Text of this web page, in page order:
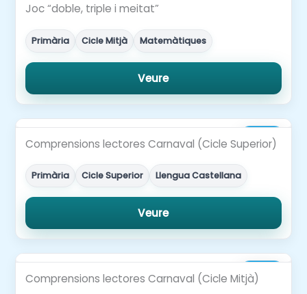
Joc “doble, triple i meitat”
Primària Cicle Mitjà Matemàtiques
Veure
3,50€
Comprensions lectores Carnaval (Cicle Superior)
Primària Cicle Superior Llengua Castellana
Veure
3,50€
Comprensions lectores Carnaval (Cicle Mitjà)